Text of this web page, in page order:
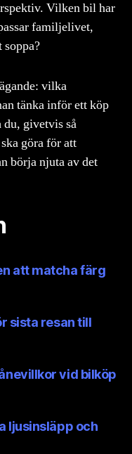
Vilken bil har
familjelivet,
vilka
tänka inför ett köp
givetvis så
göra för att
börja njuta av det
att matcha färg
sista resan till
vid bilköp
ljusinsläpp och